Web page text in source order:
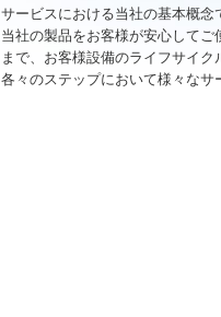
サービスにおける当社の基本概念
当社の製品をお客様が安心して
まで、お客様設備のライフサイク
各々のステップにおいて様々なサ